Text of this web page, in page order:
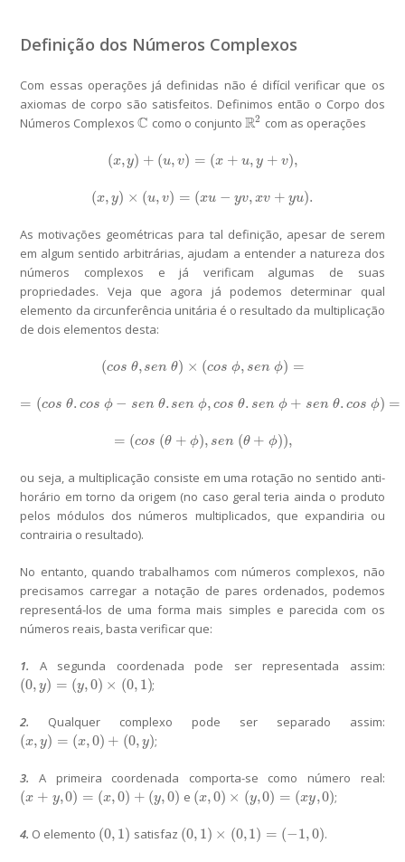
Definição dos Números Complexos
Com essas operações já definidas não é difícil verificar que os
axiomas de corpo são satisfeitos. Definimos então o Corpo dos
Números Complexos C
C como o conjunto R2
R2 com as operações
(x,y) + (u,v) = (x + u,y + v),
(x,y)+(u, v)= x+u,y +v),
(x,y) × (u,v) = (xu − yv,xv + yu).
( x,y)×(u v)= (xu−yv, xv+yu).
As motivações geométricas para tal definição, apesar de serem
em algum sentido arbitrárias, ajudam a entender a natureza dos
números complexos e já verificam algumas de suas
propriedades. Veja que agora já podemos determinar qual
elemento da circunferência unitária é o resultado da multiplicação
de dois elementos desta:
(cos θ, sen θ) × (cos ϕ, sen ϕ) =
(cos θ,s en θ) ×(cos ϕ,s enϕ) =
= (cos θ. cos ϕ − sen θ. sen ϕ,cos θ. sen ϕ + sen θ. cos ϕ) =
= (cos θ.cos ϕ−sen θ.senϕ,cos θ.s enϕ+sen θ.cos ϕ) =
= (cos (θ + ϕ), sen (θ + ϕ)),
=( os (θ +ϕ),s en(θ+ϕ )),
ou seja, a multiplicação consiste em uma rotação no sentido anti-
horário em torno da origem (no caso geral teria ainda o produto
pelos módulos dos números multiplicados, que expandiria ou
contrairia o resultado).
No entanto, quando trabalhamos com números complexos, não
precisamos carregar a notação de pares ordenados, podemos
representá-los de uma forma mais simples e parecida com os
números reais, basta verificar que:
1. A segunda coordenada pode ser representada assim:
(0,y) = (y,0) × (0, 1)
(0,y)=( y,0 ×(0,1) ;
2. Qualquer complexo pode ser separado assim:
(x,y) = (x,0) + (0,y)
(x,y)=( x,0) +(0,y) ;
3. A primeira coordenada comporta-se como número real:
(x + y,0) = (x,0) + (y,0)
(x+ y,0 )=(x,0 +(y,0) e (x,0) × (y,0) = (xy,0)
(x,0)×(y,0 =(xy,0 ;
4. O elemento (0, 1)
(0,1 ) satisfaz (0, 1) × (0,1) = (−1,0)
(0,1 )×( 0,1 =(−1,0 .